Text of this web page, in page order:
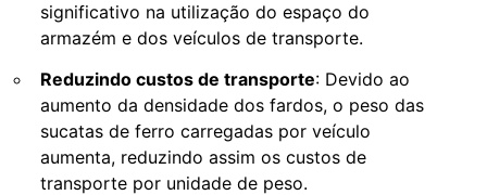
significativo na utilização do espaço do
armazém e dos veículos de transporte.
Reduzindo custos de transporte: Devido ao
aumento da densidade dos fardos, o peso das
sucatas de ferro carregadas por veículo
aumenta, reduzindo assim os custos de
transporte por unidade de peso.